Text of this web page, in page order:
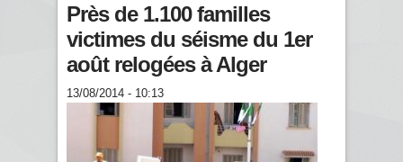
Près de 1.100 familles
victimes du séisme du 1er
août relogées à Alger
13/08/2014 - 10:13